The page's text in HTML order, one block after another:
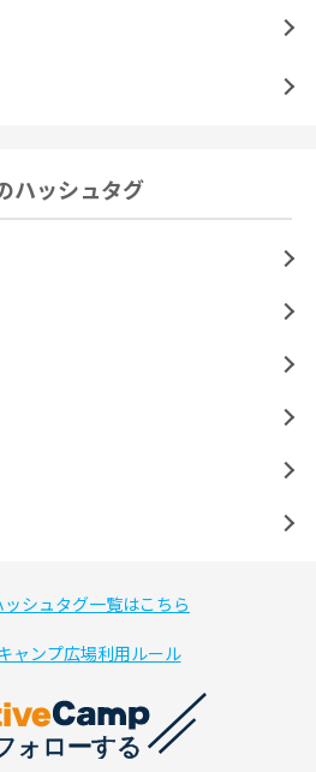
ハッシュタグ
シュタグ一覧はこちら
ャンプ広場利用ルール